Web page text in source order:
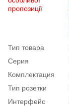
пропозиції
Тип товара
Серия
Комплектация
Тип розетки
Интерфейс